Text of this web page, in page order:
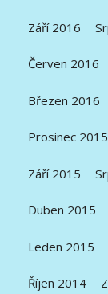
Září 2016
Červen 2016
Březen 2016
Prosinec 2015
Září 2015
Duben 2015
Leden 2015
Říjen 2014